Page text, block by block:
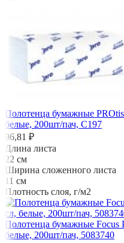
Полотенца бумажные
белые, 200шт/пач, C197
96,81 ₽
Длина листа
22 см
Ширина сложенного листа
11 см
Плотность слоя, г/м2
Полотенца бумажные Focus
белые, 200шт/пач, 5083740